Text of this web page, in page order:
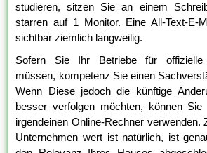
studieren, sitzen Sie an einem
starren auf 1 Monitor. Eine All-Text-E-
sichtbar ziemlich langweilig.
Sofern Sie Ihr Betriebe für offizielle
müssen, kompetenz Sie einen
Wenn Diese jedoch die künftige
besser verfolgen möchten, können
irgendeinen Online-Rechner verwenden.
Unternehmen wert ist natürlich, ist